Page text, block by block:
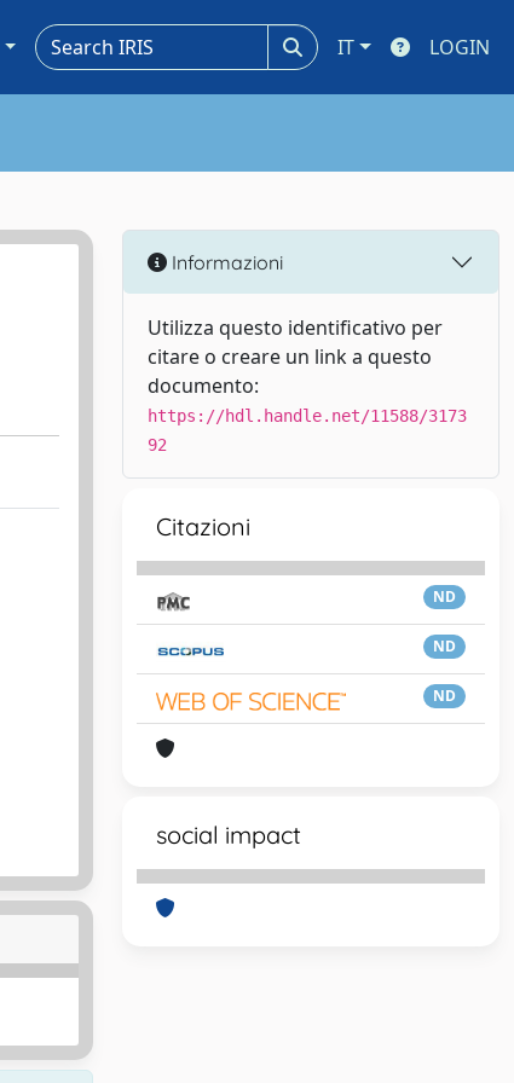
IT LOGIN
Informazioni
Utilizza questo identificativo per
citare o creare un link a questo
documento:
https://hdl.handle.net/11588/3173
92
Citazioni
ND
ND
ND
social impact